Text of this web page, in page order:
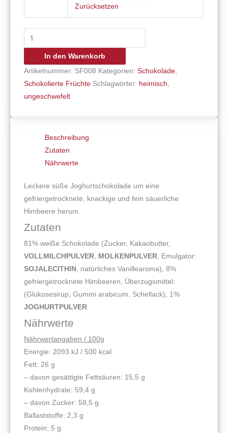
Zurücksetzen
In den Warenkorb
Artikelnummer: SF008 Kategorien:Schokolade
Schokolierte Früchte Schlagwörter: heimisch
ungeschwefelt
Beschreibung
Zutaten
Nährwerte
Leckere süße Joghurtschokolade um eine
gefriergetrocknete, knackige und fein säuerliche
Himbeere herum.
Zutaten
81% weiße Schokolade (Zucker, Kakaobutter,
VOLLMILCHPULVER, MOLKENPULVER, Emulgator:
SOJALECITHIN , natürliches Vanillearoma), 8%
gefriergetrocknete Himbeeren, Überzugsmittel:
(Glukosesirup, Gummi arabicum, Schellack), 1%
JOGHURTPULVER
Nährwerte
Nährwertangaben / 100g
Energie: 2093 kJ / 500 kcal
Fett: 26 g
– davon gesättigte Fettsäuren: 15,5 g
Kohlenhydrate: 59,4 g
– davon Zucker: 58,5 g
Ballaststoffe: 2,3 g
Protein: 5 g